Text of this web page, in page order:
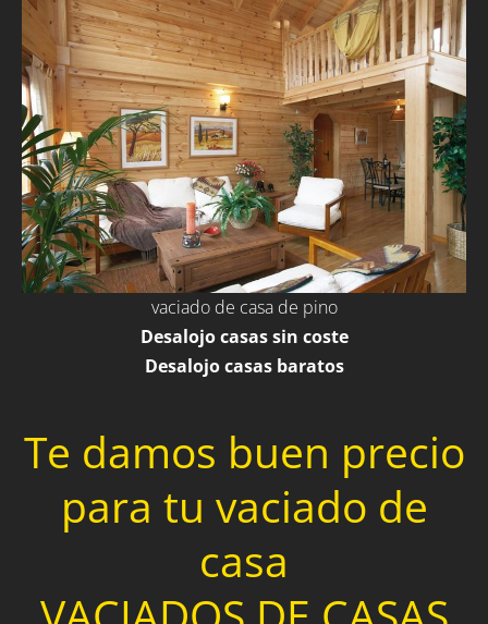
vaciado de casa de pino
Desalojo casas sin coste
Desalojo casas baratos
Te damos buen precio
para tu vaciado de
casa